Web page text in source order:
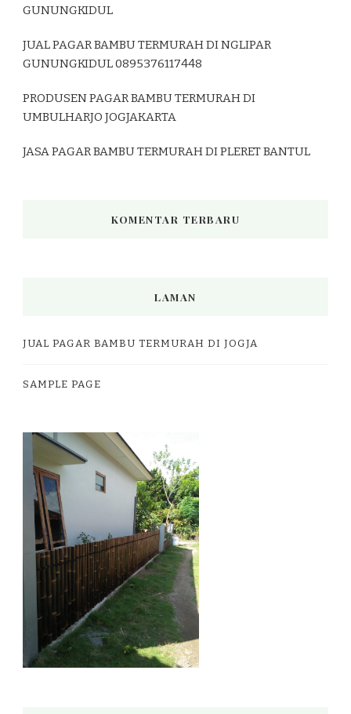
GUNUNGKIDUL
JUAL PAGAR BAMBU TERMURAH DI NGLIPAR
GUNUNGKIDUL 0895376117448
PRODUSEN PAGAR BAMBU TERMURAH DI
UMBULHARJO JOGJAKARTA
JASA PAGAR BAMBU TERMURAH DI PLERET BANTUL
KOMENTAR TERBARU
LAMAN
JUAL PAGAR BAMBU TERMURAH DI JOGJA
SAMPLE PAGE